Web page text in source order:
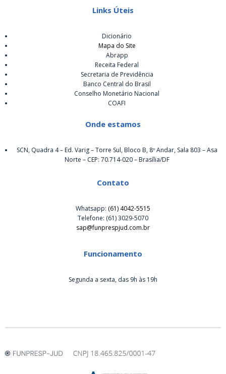
Links Úteis
Dicionário
Mapa do Site
Abrapp
Receita Federal
Secretaria de Previdência
Banco Central do Brasil
Conselho Monetário Nacional
COAFI
Onde estamos
SCN, Quadra 4 – Ed. Varig – Torre Sul, Bloco B, 8º Andar, Sala 803 – Asa
Norte – CEP: 70.714-020 – Brasília/DF
Contato
Whatsapp: (61) 4042-5515
Telefone: (61) 3029-5070
sap@funprespjud.com.br
Funcionamento
Segunda a sexta, das 9h às 19h